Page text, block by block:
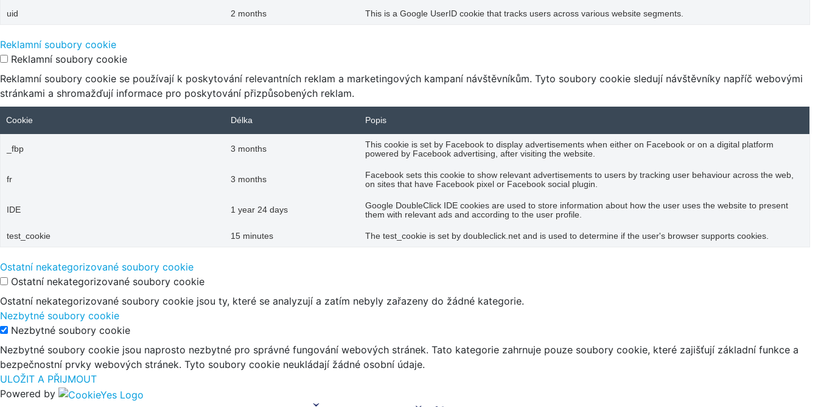
uid 2 months This is a Google UserID cookie that tracks users across various website segments.
Reklamní soubory cookie
Reklamní soubory cookie
Reklamní soubory cookie se používají k poskytování relevantních reklam a marketingových kampaní návštěvníkům. Tyto soubory cookie sledují návštěvníky napříč webovými
stránkami a shromažďují informace pro poskytování přizpůsobených reklam.
Cookie Délka Popis
_fbp 3 months
This cookie is set by Facebook to display advertisements when either on Facebook or on a digital platform
powered by Facebook advertising, after visiting the website.
fr 3 months
Facebook sets this cookie to show relevant advertisements to users by tracking user behaviour across the web,
on sites that have Facebook pixel or Facebook social plugin.
IDE 1 year 24 days
Google DoubleClick IDE cookies are used to store information about how the user uses the website to present
them with relevant ads and according to the user profile.
test_cookie 15 minutes The test_cookie is set by doubleclick.net and is used to determine if the user's browser supports cookies.
Ostatní nekategorizované soubory cookie
Ostatní nekategorizované soubory cookie
Ostatní nekategorizované soubory cookie jsou ty, které se analyzují a zatím nebyly zařazeny do žádné kategorie.
Nezbytné soubory cookie
Nezbytné soubory cookie
Nezbytné soubory cookie jsou naprosto nezbytné pro správné fungování webových stránek. Tato kategorie zahrnuje pouze soubory cookie, které zajišťují základní funkce a
bezpečnostní prvky webových stránek. Tyto soubory cookie neukládají žádné osobní údaje.
ULOŽIT A PŘIJMOUT
Powered by